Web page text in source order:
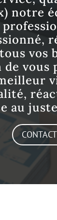
notre
vos
de vous
au
CONTACT